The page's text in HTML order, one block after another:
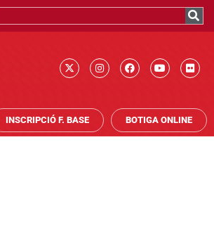
INSCRIPCIÓ F. BASE BOTIGA ONLINE